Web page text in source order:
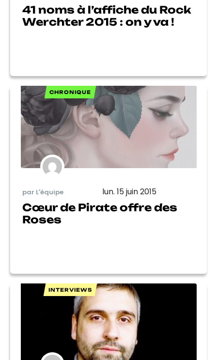
41 noms à l’affiche du Rock
Werchter 2015 : on y va !
CHRONIQUE
par L'équipe lun. 15 juin 2015
Cœur de Pirate offre des
Roses
INTERVIEWS